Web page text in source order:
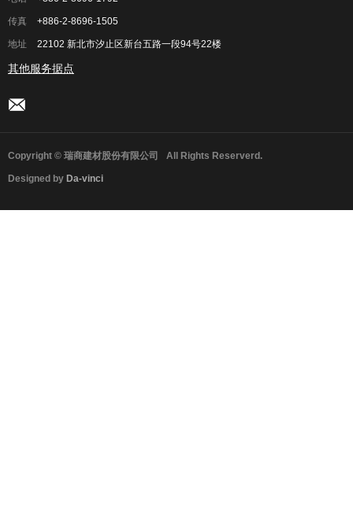
传真 +886-2-8696-1505
地址 22102 新北市汐止区新台五路一段94号22楼
其他服务据点
Copyright © 瑞商建材股份有限公司 All Rights Reserverd.
Designed by Da-vinci